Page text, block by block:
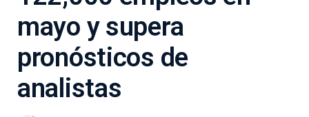
mayo y supera
pronósticos de
analistas